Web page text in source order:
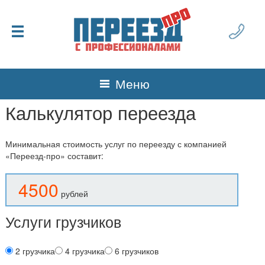
Меню
Калькулятор переезда
Минимальная стоимость услуг по переезду с компанией
«Переезд-про» составит:
4500 рублей
Услуги грузчиков
2 грузчика 4 грузчика 6 грузчиков